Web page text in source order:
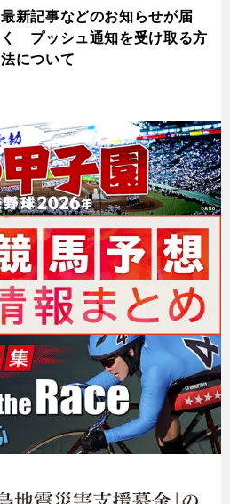
最新記事などのお知らせが届
く プッシュ通知を受け取る方
法について